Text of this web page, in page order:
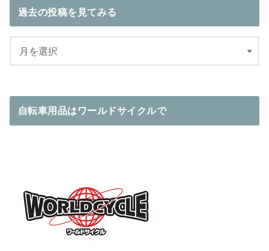
過去の投稿を見てみる
自転車用品はワールドサイクルで